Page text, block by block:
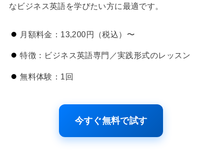
なビジネス英語を学びたい方に最適です。
月額料金：13,200円（税込）〜
特徴：ビジネス英語専門／実践形式のレッスン
無料体験：1回
今すぐ無料で試す